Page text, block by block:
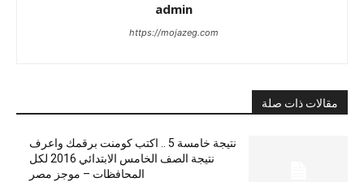
admin
https://mojazeg.com
مقالات ذات صلة
نتيجة خامسة 5 .. اكتب كومنت برقمك واعرف
نتيجة الصف الخامس الابتدائي 2016 لكل
المحافظات – موجز مصر